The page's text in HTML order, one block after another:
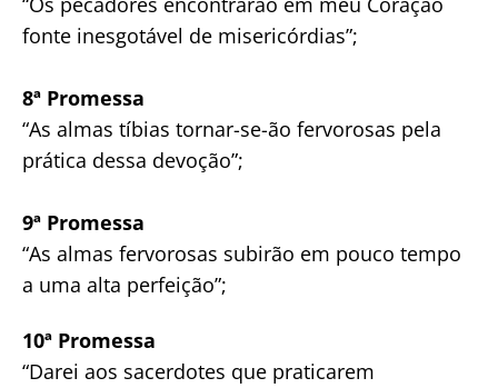
fonte inesgotável de misericórdias”;
8ª Promessa
“As almas tíbias tornar-se-ão fervorosas pela
prática dessa devoção”;
9ª Promessa
“As almas fervorosas subirão em pouco tempo
a uma alta perfeição”;
10ª Promessa
“Darei aos sacerdotes que praticarem